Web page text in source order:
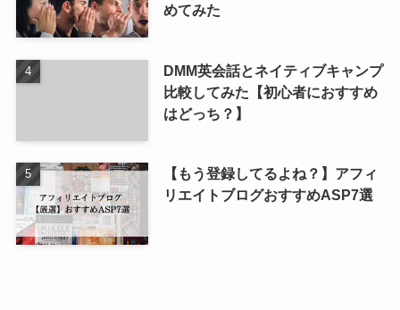
めてみた
DMM英会話とネイティブキャンプ
比較してみた【初心者におすすめ
はどっち？】
【もう登録してるよね？】アフィ
リエイトブログおすすめASP7選